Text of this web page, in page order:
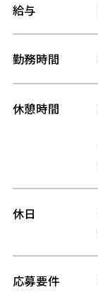
給与
勤務時間
休憩時間
休日
応募要件